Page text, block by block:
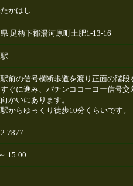
かはし
足柄下郡湯河原町土肥1-13-16
前の信号横断歩道を渡り正面の階
ぐに進み、パチンココーヨー信号
かいにあります。
からゆっくり徒歩10分くらいです。
7877
15:00